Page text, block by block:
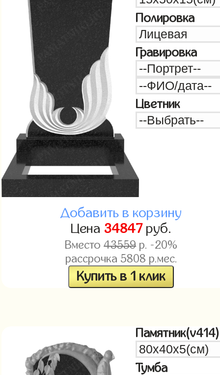
Полировка
Гравировка
Цветник
Добавить в корзину
Цена 34847руб.
Вместо43559р. -20%
рассрочка 5808 р.мес.
Купить в 1 клик
Памятник(v414)
Тумба